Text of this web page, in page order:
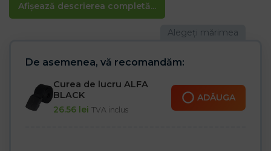
Afișează descrierea completă...
Material:
80% poliester, 20% bumbac 260 g/m²
Material negru 100% poliester Oxford 600D, 200 g/m²
– Bandă elastică în talie pentru o potrivire mai bună
– Două buzunare laterale duble cu compartimente
– Două buzunare la spate închise cu Velcro
– Buzunare pentru picioare, inclusiv unul pentru scule
– Buzunare pentru genunchiere pe genunchi
De asemenea, vă recomandăm:
Curea de lucru ALFA
BLACK
26.56 lei TVA inclus
ADĂUGA